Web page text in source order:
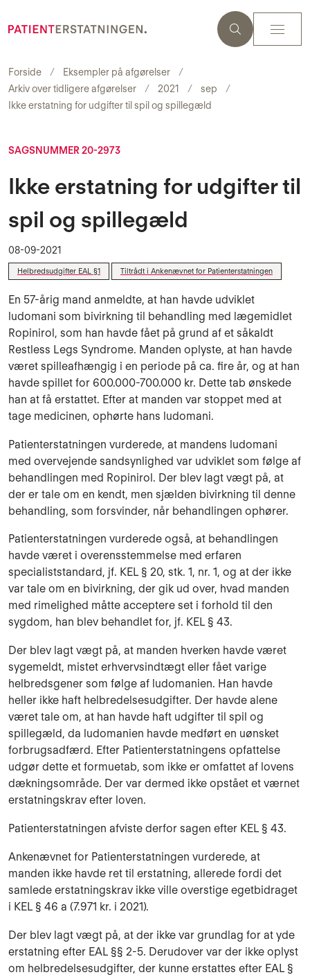
Forside
Eksempler på afgørelser
Arkiv over tidligere afgørelser
2021
sep
Ikke erstatning for udgifter til spil og spillegæld
SAGSNUMMER 20-2973
Ikke erstatning for udgifter til
spil og spillegæld
08-09-2021
Helbredsudgifter EAL §1 Tiltrådt i Ankenævnet for Patienterstatningen
En 57-årig mand anmeldte, at han havde udviklet
ludomani som bivirkning til behandling med lægemidlet
Ropinirol, som han havde fået på grund af et såkaldt
Restless Legs Syndrome. Manden oplyste, at han havde
været spilleafhængig i en periode på ca. fire år, og at han
havde spillet for 600.000-700.000 kr. Dette tab ønskede
han at få erstattet. Efter at manden var stoppet med at
tage medicinen, ophørte hans ludomani.
Patienterstatningen vurderede, at mandens ludomani
med overvejende sandsynlighed var udviklet som følge af
behandlingen med Ropinirol. Der blev lagt vægt på, at
der er tale om en kendt, men sjælden bivirkning til denne
behandling, som forsvinder, når behandlingen ophører.
Patienterstatningen vurderede også, at behandlingen
havde været i overensstemmelse med erfaren
specialiststandard, jf. KEL § 20, stk. 1, nr. 1, og at der ikke
var tale om en bivirkning, der gik ud over, hvad manden
med rimelighed måtte acceptere set i forhold til den
sygdom, han blev behandlet for, jf. KEL § 43.
Der blev lagt vægt på, at manden hverken havde været
sygemeldt, mistet erhvervsindtægt eller fået varige
helbredsgener som følge af ludomanien. Han havde
heller ikke haft helbredelsesudgifter. Der havde alene
været tale om, at han havde haft udgifter til spil og
spillegæld, da ludomanien havde medført en uønsket
forbrugsadfærd. Efter Patienterstatningens opfattelse
udgør dette et formuetab, som ikke er omfattet af lovens
dækningsområde. Der var dermed ikke opstået et værnet
erstatningskrav efter loven.
Patienterstatningen afviste derfor sagen efter KEL § 43.
Ankenævnet for Patienterstatningen vurderede, at
manden ikke havde ret til erstatning, allerede fordi det
samlede erstatningskrav ikke ville overstige egetbidraget
i KEL § 46 a (7.971 kr. i 2021).
Der blev lagt vægt på, at der ikke var grundlag for at yde
erstatning efter EAL §§ 2-5. Derudover var der ikke oplyst
om helbredelsesudgifter, der kunne erstattes efter EAL §